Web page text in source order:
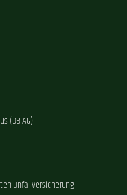
(DB AG)
Unfallversicherung